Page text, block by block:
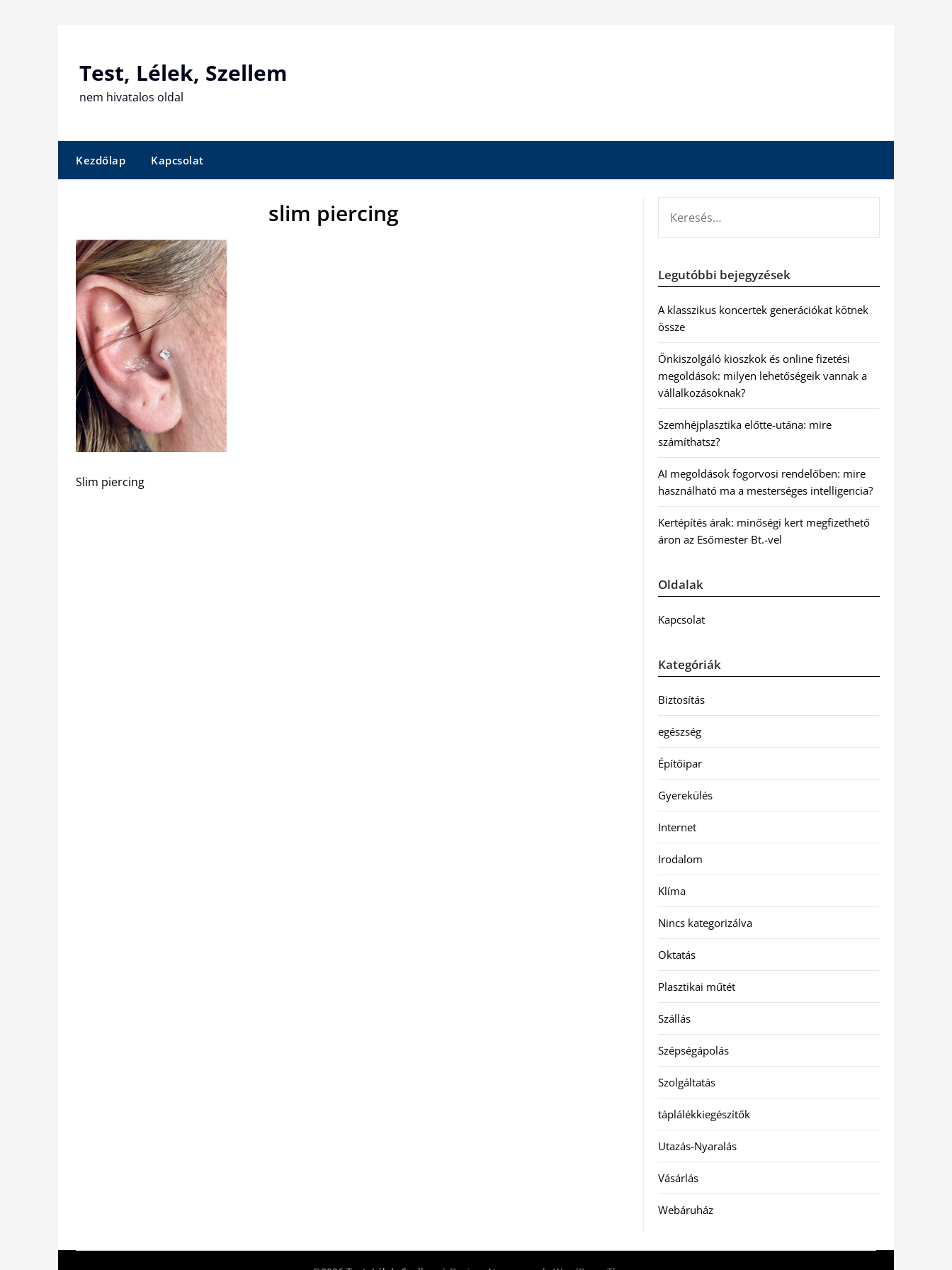
Test, Lélek, Szellem
nem hivatalos oldal
Kezdőlap Kapcsolat
slim piercing
Slim piercing
Legutóbbi bejegyzések
A klasszikus koncertek generációkat kötnek
össze
Önkiszolgáló kioszkok és online fizetési
megoldások: milyen lehetőségeik vannak a
vállalkozásoknak?
Szemhéjplasztika előtte-utána: mire
számíthatsz?
AI megoldások fogorvosi rendelőben: mire
használható ma a mesterséges intelligencia?
Kertépítés árak: minőségi kert megfizethető
áron az Esőmester Bt.-vel
Oldalak
Kapcsolat
Kategóriák
Biztosítás
egészség
Építőipar
Gyerekülés
Internet
Irodalom
Klíma
Nincs kategorizálva
Oktatás
Plasztikai műtét
Szállás
Szépségápolás
Szolgáltatás
táplálékkiegészítők
Utazás-Nyaralás
Vásárlás
Webáruház